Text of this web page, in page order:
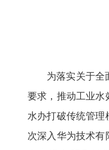
为落实关于全
要求，推动工业水
水办打破传统管理
次深入华为技术有